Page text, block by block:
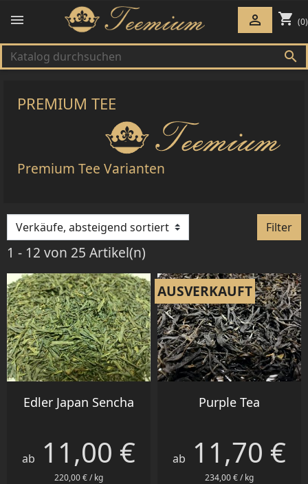


 shopping_cart (0)
PREMIUM TEE
Premium Tee Varianten
Filter
1 - 12 von 25 Artikel(n)
Edler Japan Sencha
Preis
ab 11,00 €
220,00 € / kg
Purple Tea
Preis
ab 11,70 €
234,00 € / kg
AUSVERKAUFT